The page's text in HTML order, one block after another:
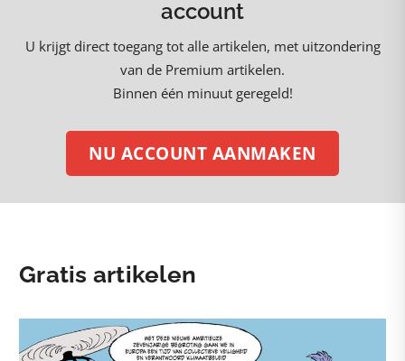
account
U krijgt direct toegang tot alle artikelen, met uitzondering
van de Premium artikelen.
Binnen één minuut geregeld!
NU ACCOUNT AANMAKEN
Gratis artikelen